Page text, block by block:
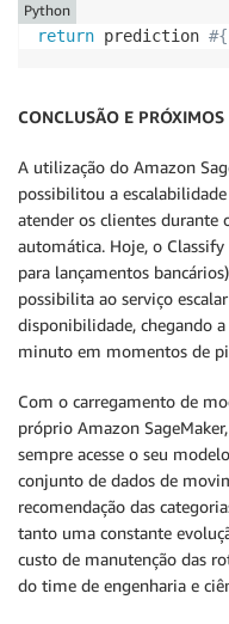
return prediction
Python
CONCLUSÃO E PRÓXIMOS
A utilização do Amazon
possibilitou a
atender os clientes durante
automática. Hoje, o
para lançamentos
possibilita ao serviço
disponibilidade, chegando
minuto em momentos de
Com o carregamento de
próprio Amazon
sempre acesse o seu
conjunto de dados de
recomendação das
tanto uma constante
custo de manutenção das
do time de engenharia e